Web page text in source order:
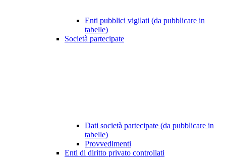
Enti pubblici vigilati (da pubblicare in
tabelle)
Società partecipate
Dati società partecipate (da pubblicare in
tabelle)
Provvedimenti
Enti di diritto privato controllati